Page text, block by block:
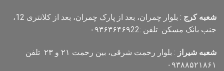
شعبه کرج
: بلوار چمران، بعد از پارک چمران، بعد از کلانتری 12،
جنب بانک مسکن تلفن :۰۹۳۶۳۶۴۶۹22
شعبه شیراز
: بلوار رحمت شرقی، بین رحمت ۲۱ و ۲۳ تلفن
۰۹۳۸۸۵۲۱۸۶۱